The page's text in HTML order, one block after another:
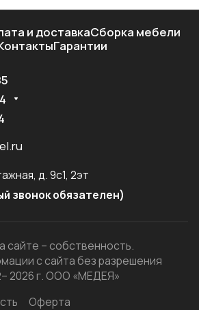
и доставкаСборка мебели
Гарантии
д. 9с1, 2эт
звонок обязателен)
сайте – собственность.
с сайта без разрешения
2026 г. ООО «МЕДЕЯ»
Оферта